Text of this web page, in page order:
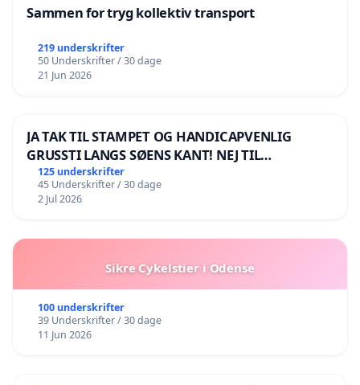
Sammen for tryg kollektiv transport
219 underskrifter
50 Underskrifter / 30 dage
21 Jun 2026
JA TAK TIL STAMPET OG HANDICAPVENLIG
GRUSSTI LANGS SØENS KANT! NEJ TIL
BOARDWALK VÆK FRA SØEN
125 underskrifter
45 Underskrifter / 30 dage
2 Jul 2026
Sikre Cykelstier i Odense
100 underskrifter
39 Underskrifter / 30 dage
11 Jun 2026